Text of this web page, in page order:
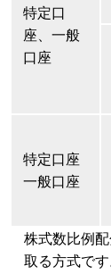
特定口
座、一般
口座
特定口座
一般口座
株式数比例
取る方式です